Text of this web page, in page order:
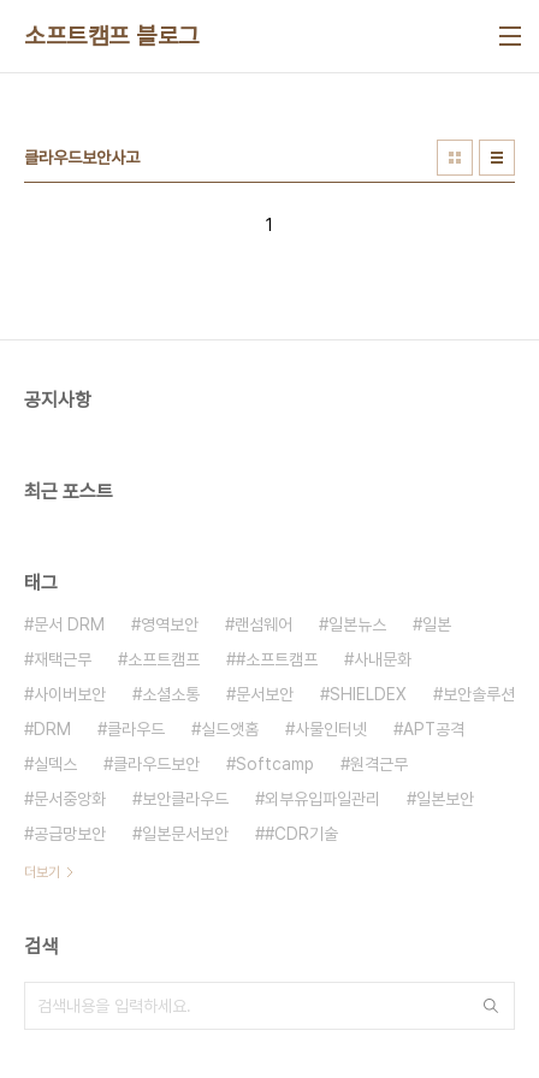
소프트캠프 블로그
클라우드보안사고
1
공지사항
최근 포스트
태그
문서 DRM 영역보안 랜섬웨어 일본뉴스
일본
재택근무
소프트캠프 #소프트캠프
사내문화
사이버보안
소셜소통 문서보안 SHIELDEX
보안솔루션
DRM
클라우드 실드앳홈 사물인터넷
APT공격
실덱스
클라우드보안 Softcamp
원격근무
문서중앙화
보안클라우드 외부유입파일관리
일본보안
공급망보안
일본문서보안 #CDR기술
더보기
검색